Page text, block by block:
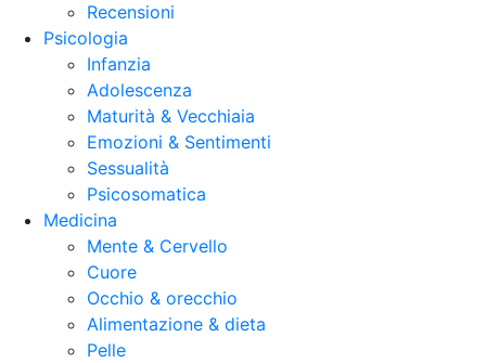
Recensioni
Psicologia
Infanzia
Adolescenza
Maturità & Vecchiaia
Emozioni & Sentimenti
Sessualità
Psicosomatica
Medicina
Mente & Cervello
Cuore
Occhio & orecchio
Alimentazione & dieta
Pelle